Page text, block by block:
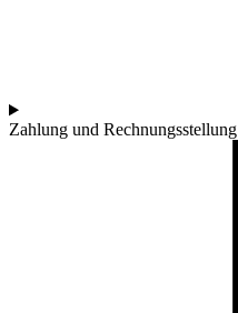
Zahlung und Rechnungsstellung